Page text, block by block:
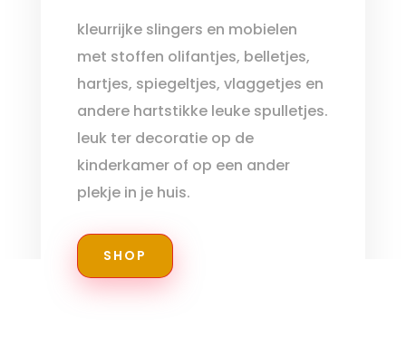
kleurrijke slingers en mobielen
met stoffen olifantjes, belletjes,
hartjes, spiegeltjes, vlaggetjes en
andere hartstikke leuke spulletjes.
leuk ter decoratie op de
kinderkamer of op een ander
plekje in je huis.
SHOP